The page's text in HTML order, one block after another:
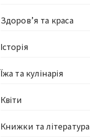
Здоров’я та краса
Історія
Їжа та кулінарія
Квіти
Книжки та література